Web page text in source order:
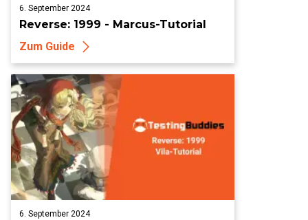
6. September 2024
Reverse: 1999 - Marcus-Tutorial
Zum Guide
6. September 2024